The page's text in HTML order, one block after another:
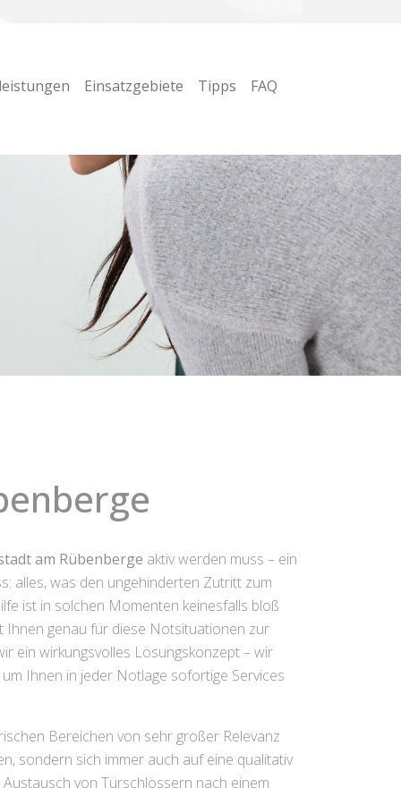
Einsatzgebiete Tipps FAQ
am Rübenberge aktiv werden muss – ein
alles, was den ungehinderten Zutritt zum
ist in solchen Momenten keinesfalls bloß
Ihnen genau für diese Notsituationen zur
ein wirkungsvolles Lösungskonzept – wir
Ihnen in jeder Notlage sofortige Services
Bereichen von sehr großer Relevanz
sondern sich immer auch auf eine qualitativ
von Türschlössern nach einem